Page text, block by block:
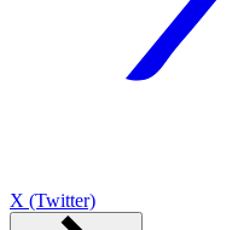
X (Twitter)